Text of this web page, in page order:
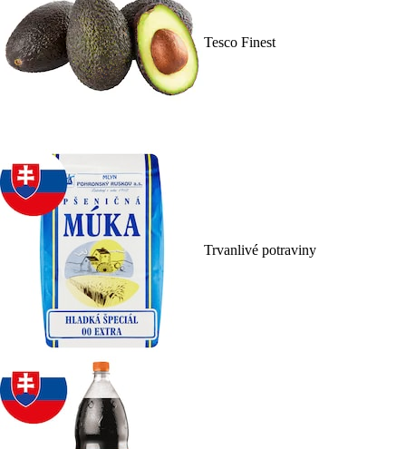
Tesco Finest
Trvanlivé potraviny